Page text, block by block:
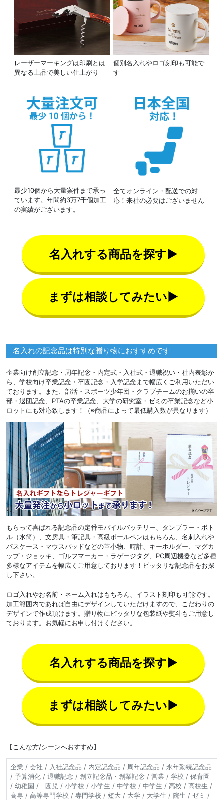
レーザーマーキングは印刷とは
異なる上品で美しい仕上がり
個別名入れやロゴ刻印も可能で
す
最少10個から大量案件まで承っ
ています。年間約3万7千個加工
の実績がございます。
全てオンライン・配送での対
応！来社の必要はございません
名入れする商品を探す▶
まずは相談してみたい▶
名入れの記念品は特別な贈り物におすすめです
企業向け創立記念・周年記念・内定式・入社式・退職祝い・社内表彰か
ら、学校向け卒業記念・卒園記念・入学記念まで幅広くご利用いただい
ております。また、部活・スポーツ少年団・クラブチームのお揃いの卒
部・退団記念、PTAの卒業記念、大学の研究室・ゼミの卒業記念など小
ロットにも対応致します！（※商品によって最低購入数が異なります）
もらって喜ばれる記念品の定番モバイルバッテリー、タンブラー・ボト
ル（水筒）、文房具・筆記具・高級ボールペンはもちろん、名刺入れや
パスケース・マウスパッドなどの革小物、時計、キーホルダー、マグカ
ップ・ジョッキ、ゴルフマーカー・ラゲージタグ、PC周辺機器など多種
多様なアイテムを幅広くご用意しております！ピッタリな記念品をお探
し下さい。
ロゴ入れやお名前・ネーム入れはもちろん、イラスト刻印も可能です。
加工範囲内であれば自由にデザインしていただけますので、こだわりの
デザインで作成頂けます。贈り物にピッタリな包装紙や熨斗もご用意し
ております。お気軽にお申し付けください。
名入れする商品を探す▶
まずは相談してみたい▶
【こんな方/シーンへおすすめ】
企業 / 会社 / 入社記念品 / 内定記念品 / 周年記念品 / 永年勤続記念品
/ 予算消化 / 退職記念 / 創立記念品・創業記念 / 営業 / 学校 / 保育園
/ 幼稚園 / 園児 / 小学校 / 小学生 / 中学校 / 中学生 / 高校 / 高校生 /
高専 / 高等専門学校 / 専門学校 / 短大 / 大学 / 大学生 / 院生 / ゼミ /